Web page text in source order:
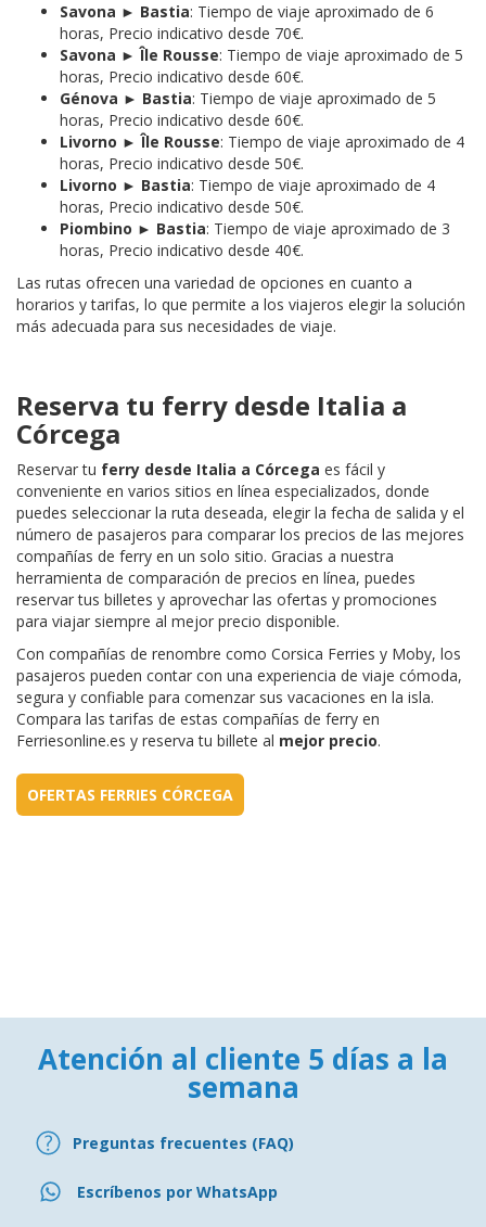
Savona ► Bastia: Tiempo de viaje aproximado de 6
horas, Precio indicativo desde 70€.
Savona ► Île Rousse: Tiempo de viaje aproximado de 5
horas, Precio indicativo desde 60€.
Génova ► Bastia: Tiempo de viaje aproximado de 5
horas, Precio indicativo desde 60€.
Livorno ► Île Rousse: Tiempo de viaje aproximado de 4
horas, Precio indicativo desde 50€.
Livorno ► Bastia: Tiempo de viaje aproximado de 4
horas, Precio indicativo desde 50€.
Piombino ► Bastia: Tiempo de viaje aproximado de 3
horas, Precio indicativo desde 40€.
Las rutas ofrecen una variedad de opciones en cuanto a
horarios y tarifas, lo que permite a los viajeros elegir la solución
más adecuada para sus necesidades de viaje.
Reserva tu ferry desde Italia a
Córcega
Reservar tu ferry desde Italia a Córcega es fácil y
conveniente en varios sitios en línea especializados, donde
puedes seleccionar la ruta deseada, elegir la fecha de salida y el
número de pasajeros para comparar los precios de las mejores
compañías de ferry en un solo sitio. Gracias a nuestra
herramienta de comparación de precios en línea, puedes
reservar tus billetes y aprovechar las ofertas y promociones
para viajar siempre al mejor precio disponible.
Con compañías de renombre como Corsica Ferries y Moby, los
pasajeros pueden contar con una experiencia de viaje cómoda,
segura y confiable para comenzar sus vacaciones en la isla.
Compara las tarifas de estas compañías de ferry en
Ferriesonline.es y reserva tu billete al mejor precio.
OFERTAS FERRIES CÓRCEGA
Atención al cliente 5 días a la
semana
Preguntas frecuentes (FAQ)
Escríbenos por WhatsApp